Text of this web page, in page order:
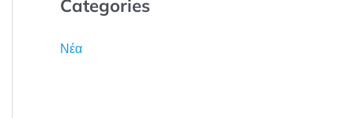
Categories
Νέα